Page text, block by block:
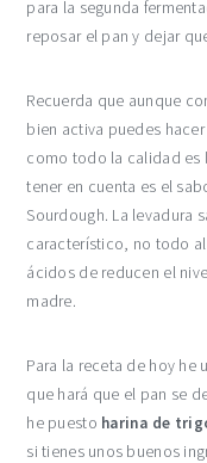
para la segunda
reposar el pan y dejar
Recuerda que aunque
bien activa puedes
como todo la calidad es
tener en cuenta es el
Sourdough. La levadura
característico, no todo
ácidos de reducen el
madre.
Para la receta de hoy he
que hará que el pan se
he puesto harina de
si tienes unos buenos